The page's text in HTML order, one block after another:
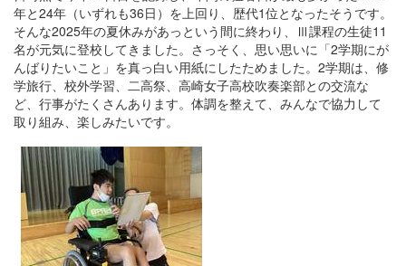
年と24年（いずれも36日）を上回り、歴代1位となったそうです。
そんな2025年の夏休みがあっという間に終わり、Ⅲ課程の生徒11
名が元気に登校してきました。さっそく、思い思いに「2学期にが
んばりたいこと」を真っ白い用紙にしたためました。2学期は、修
学旅行、校外学習、二高祭、高崎女子高校吹奏楽部との交流な
ど、行事がたくさんあります。体調を整えて、みんなで協力して
取り組み、楽しみたいです。